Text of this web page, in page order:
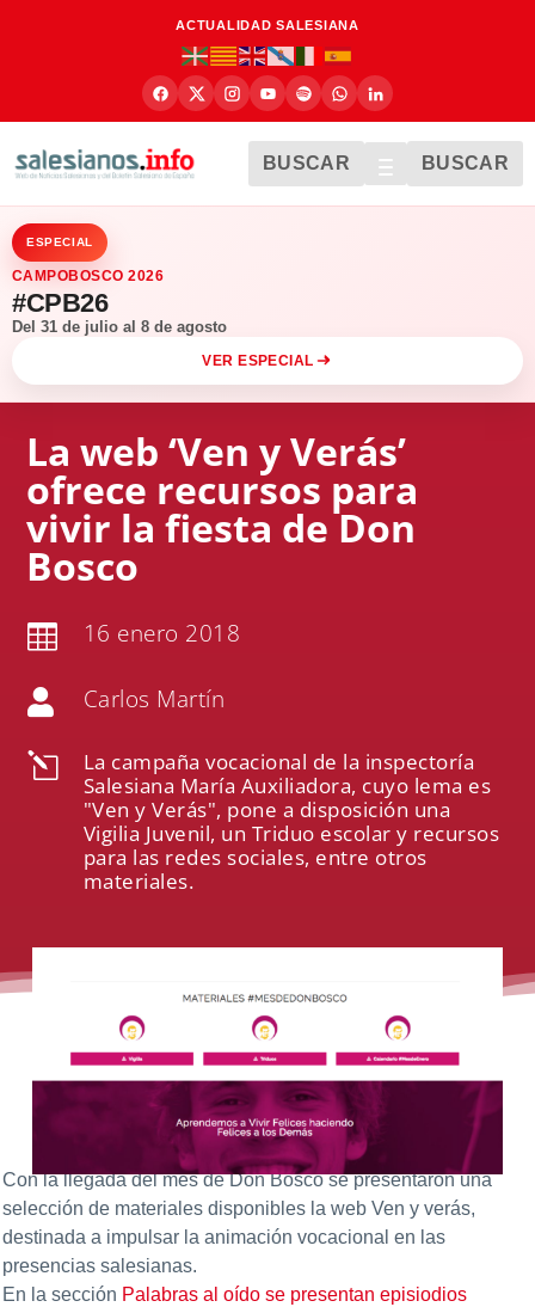
ACTUALIDAD SALESIANA
BUSCAR BUSCAR
ESPECIAL
CAMPOBOSCO 2026
#CPB26
Del 31 de julio al 8 de agosto
VER ESPECIAL
La web ‘Ven y Verás’
ofrece recursos para
vivir la fiesta de Don
Bosco
 16 enero 2018
 Carlos Martín
l
La campaña vocacional de la inspectoría
Salesiana María Auxiliadora, cuyo lema es
"Ven y Verás", pone a disposición una
Vigilia Juvenil, un Triduo escolar y recursos
para las redes sociales, entre otros
materiales.
Con la llegada del mes de Don Bosco se presentaron una
selección de materiales disponibles la web Ven y verás,
destinada a impulsar la animación vocacional en las
presencias salesianas.
En la sección Palabras al oído se presentan episiodios